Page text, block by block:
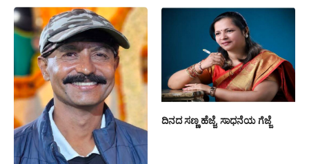
ದಿನದ ಸಣ್ಣ ಹೆಜ್ಜೆ, ಸಾಧನೆಯ ಗೆಜ್ಜೆ